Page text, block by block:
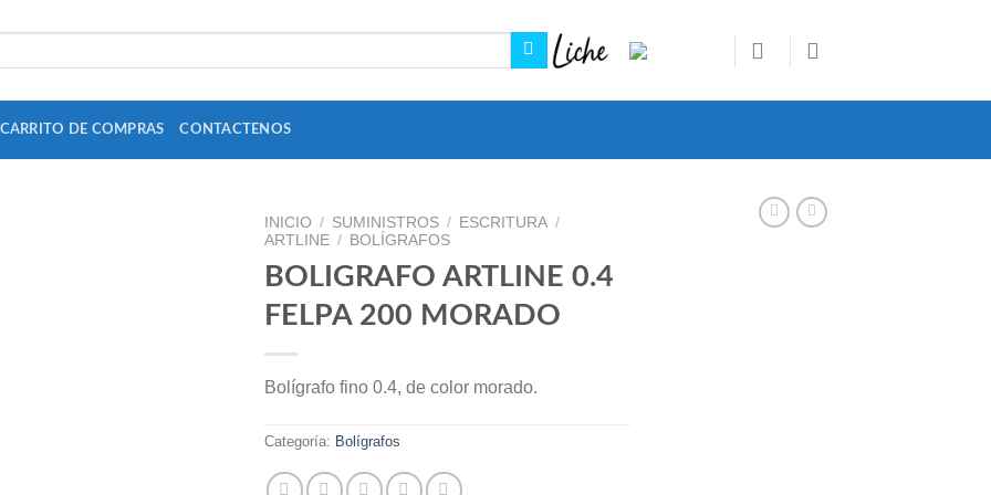
CARRITO DE COMPRAS CONTACTENOS
INICIO / SUMINISTROS / ESCRITURA /
ARTLINE / BOLÍGRAFOS
BOLIGRAFO ARTLINE 0.4
FELPA 200 MORADO
Bolígrafo fino 0.4, de color morado.
Categoría: Bolígrafos